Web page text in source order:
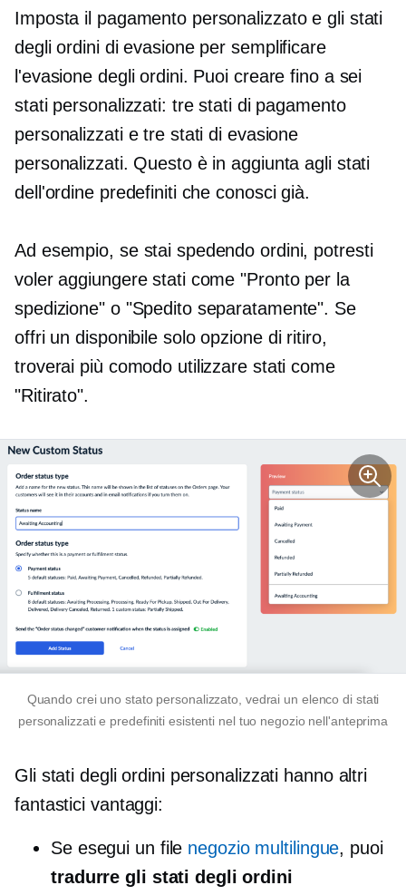
Imposta il pagamento personalizzato e gli stati
degli ordini di evasione per semplificare
l'evasione degli ordini. Puoi creare fino a sei
stati personalizzati: tre stati di pagamento
personalizzati e tre stati di evasione
personalizzati. Questo è in aggiunta agli stati
dell'ordine predefiniti che conosci già.
Ad esempio, se stai spedendo ordini, potresti
voler aggiungere stati come "Pronto per la
spedizione" o "Spedito separatamente". Se
offri undisponibile solo opzione di ritiro,
troverai più comodo utilizzare stati come
"Ritirato".
Quando crei uno stato personalizzato, vedrai un elenco di stati
personalizzati e predefiniti esistenti nel tuo negozio nell'anteprima
Gli stati degli ordini personalizzati hanno altri
fantastici vantaggi:
Se esegui un file negozio multilingue, puoi
tradurre gli stati degli ordini